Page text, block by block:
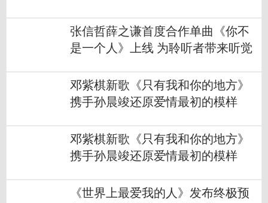
张信哲薛之谦首度合作单曲《你不
是一个人》上线 为聆听者带来听觉
邓紫棋新歌《只有我和你的地方》
携手孙晨竣还原爱情最初的模样
邓紫棋新歌《只有我和你的地方》
携手孙晨竣还原爱情最初的模样
《世界上最爱我的人》发布终极预